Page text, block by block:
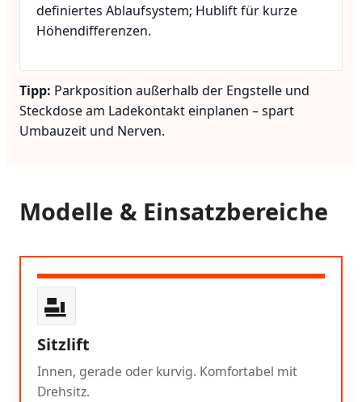
definiertes Ablaufsystem; Hublift für kurze
Höhendifferenzen.
Tipp: Parkposition außerhalb der Engstelle und
Steckdose am Ladekontakt einplanen – spart
Umbauzeit und Nerven.
Modelle & Einsatzbereiche
Sitzlift
Innen, gerade oder kurvig. Komfortabel mit
Drehsitz.